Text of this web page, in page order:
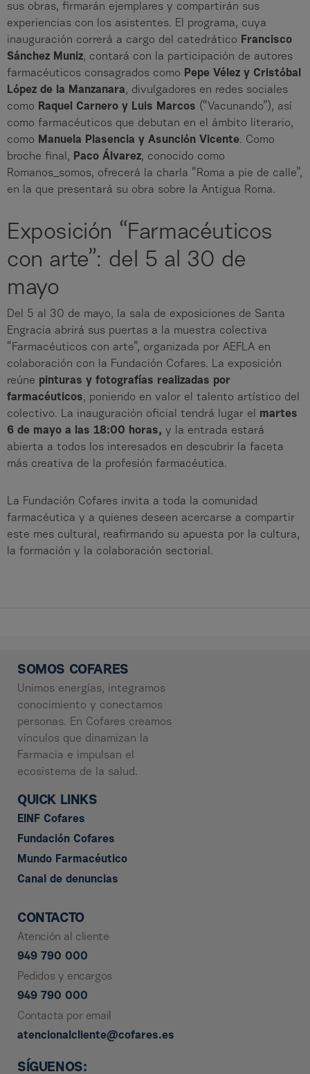
sus obras, firmarán ejemplares y compartirán sus
experiencias con los asistentes. El programa, cuya
inauguración correrá a cargo del catedrático Francisco
Sánchez Muniz, contará con la participación de autores
farmacéuticos consagrados como Pepe Vélez y Cristóbal
López de la Manzanara, divulgadores en redes sociales
como Raquel Carnero y Luis Marcos (“Vacunando”), así
como farmacéuticos que debutan en el ámbito literario,
como Manuela Plasencia y Asunción Vicente. Como
broche final, Paco Álvarez, conocido como
Romanos_somos, ofrecerá la charla “Roma a pie de calle”,
en la que presentará su obra sobre la Antigua Roma.
Exposición “Farmacéuticos
con arte”: del 5 al 30 de
mayo
Del 5 al 30 de mayo, la sala de exposiciones de Santa
Engracia abrirá sus puertas a la muestra colectiva
“Farmacéuticos con arte”, organizada por AEFLA en
colaboración con la Fundación Cofares. La exposición
reúne pinturas y fotografías realizadas por
farmacéuticos, poniendo en valor el talento artístico del
colectivo. La inauguración oficial tendrá lugar el martes
6 de mayo a las 18:00 horas, y la entrada estará
abierta a todos los interesados en descubrir la faceta
más creativa de la profesión farmacéutica.
La Fundación Cofares invita a toda la comunidad
farmacéutica y a quienes deseen acercarse a compartir
este mes cultural, reafirmando su apuesta por la cultura,
la formación y la colaboración sectorial.
SOMOS COFARES
Unimos energías, integramos
conocimiento y conectamos
personas. En Cofares creamos
vínculos que dinamizan la
Farmacia e impulsan el
ecosistema de la salud.
QUICK LINKS
EINF Cofares
Fundación Cofares
Mundo Farmacéutico
Canal de denuncias
CONTACTO
Atención al cliente
949 790 000
Pedidos y encargos
949 790 000
Contacta por email
atencionalcliente@cofares.es
SÍGUENOS: